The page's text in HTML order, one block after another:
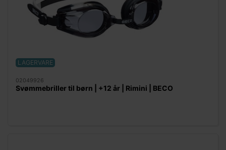
LAGERVARE
02049926
Svømmebriller til børn | +12 år | Rimini | BECO